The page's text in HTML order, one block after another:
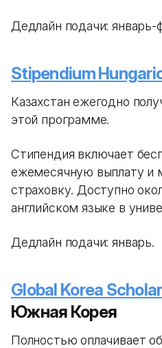
Дедлайн подачи: январь-
Stipendium
Казахстан ежегодно
этой программе.
Стипендия включает
ежемесячную выплату и
страховку. Доступно
английском языке в
Дедлайн подачи: январь.
Global Korea
Южная Корея
Полностью оплачивает